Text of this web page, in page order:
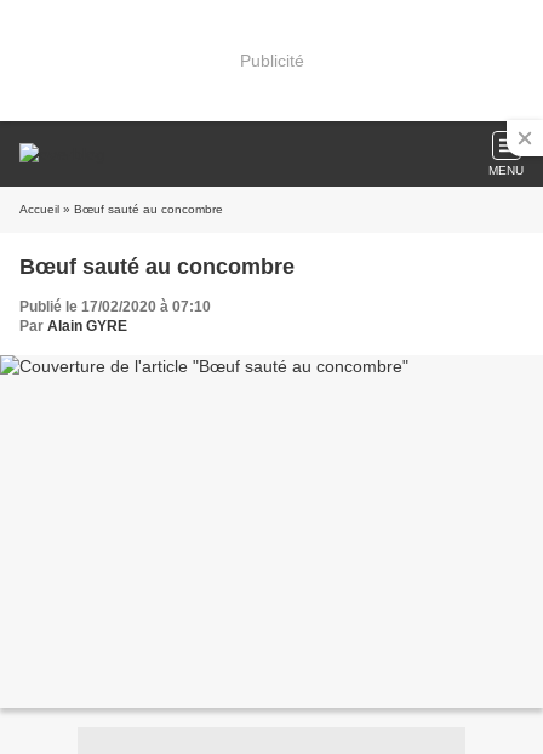
Publicité
MENU
Accueil » Bœuf sauté au concombre
Bœuf sauté au concombre
Publié le 17/02/2020 à 07:10
Par Alain GYRE